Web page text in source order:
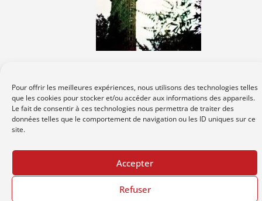
Pour offrir les meilleures expériences, nous utilisons des technologies telles
que les cookies pour stocker et/ou accéder aux informations des appareils.
Le fait de consentir à ces technologies nous permettra de traiter des
données telles que le comportement de navigation ou les ID uniques sur ce
site.
Accepter
Refuser
© béatrice matet2026 -Plan du site-Mentions légales-Politique de
confidentialité-Webdesign L’éditeur contemporain-Galerie Trait